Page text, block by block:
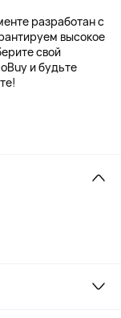
разработан с
высокое
свой
и будьте